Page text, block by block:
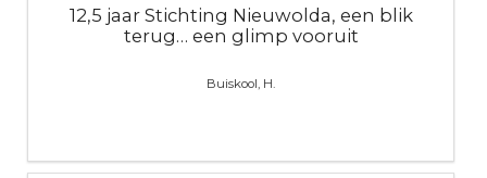
12,5 jaar Stichting Nieuwolda, een blik
terug… een glimp vooruit
Buiskool, H.